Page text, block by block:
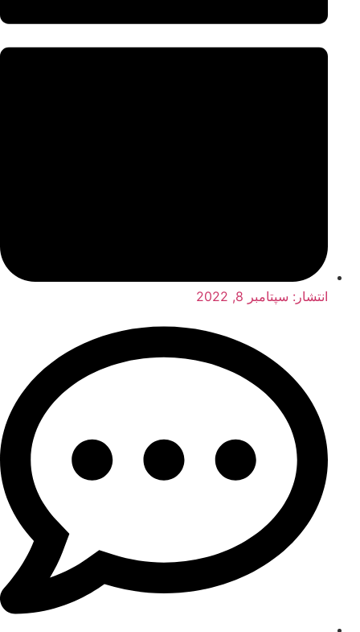
انتشار: سپتامبر 8, 2022